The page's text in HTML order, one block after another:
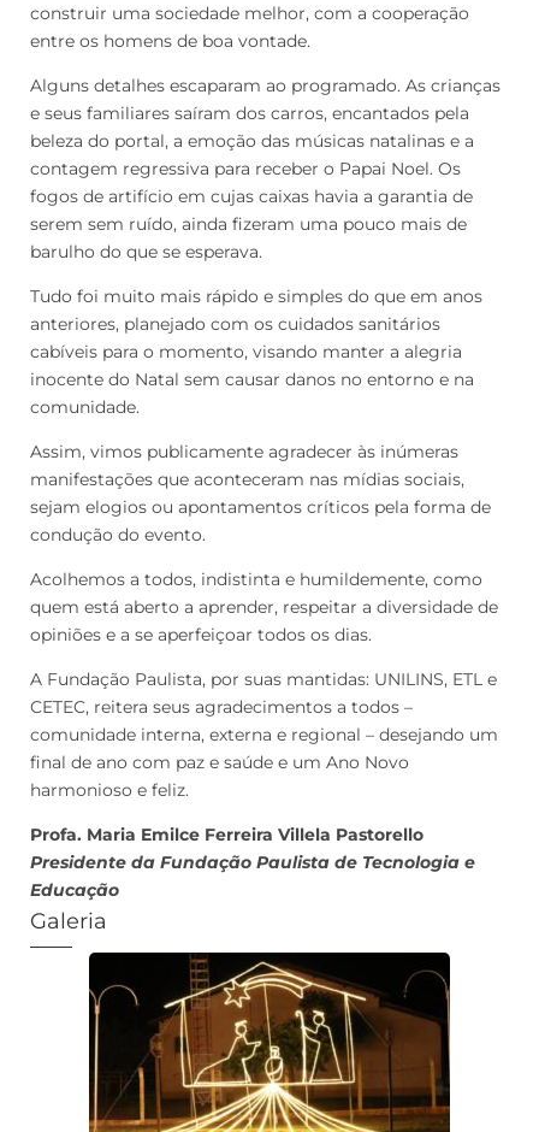
construir uma sociedade melhor, com a cooperação
entre os homens de boa vontade.
Alguns detalhes escaparam ao programado. As crianças
e seus familiares saíram dos carros, encantados pela
beleza do portal, a emoção das músicas natalinas e a
contagem regressiva para receber o Papai Noel. Os
fogos de artifício em cujas caixas havia a garantia de
serem sem ruído, ainda fizeram uma pouco mais de
barulho do que se esperava.
Tudo foi muito mais rápido e simples do que em anos
anteriores, planejado com os cuidados sanitários
cabíveis para o momento, visando manter a alegria
inocente do Natal sem causar danos no entorno e na
comunidade.
Assim, vimos publicamente agradecer às inúmeras
manifestações que aconteceram nas mídias sociais,
sejam elogios ou apontamentos críticos pela forma de
condução do evento.
Acolhemos a todos, indistinta e humildemente, como
quem está aberto a aprender, respeitar a diversidade de
opiniões e a se aperfeiçoar todos os dias.
A Fundação Paulista, por suas mantidas: UNILINS, ETL e
CETEC, reitera seus agradecimentos a todos –
comunidade interna, externa e regional – desejando um
final de ano com paz e saúde e um Ano Novo
harmonioso e feliz.
Profa. Maria Emilce Ferreira Villela Pastorello
Presidente da Fundação Paulista de Tecnologia e
Educação
Galeria